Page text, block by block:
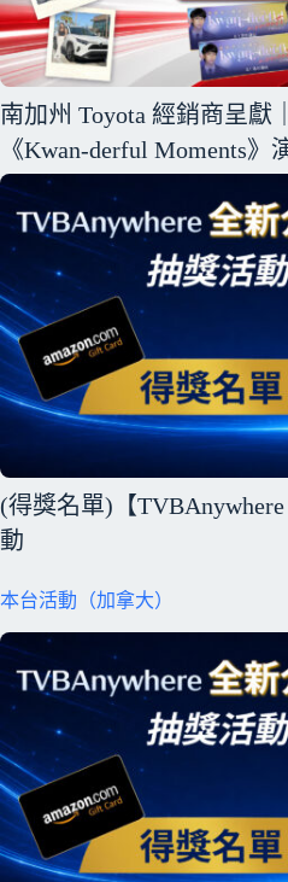
南加州 Toyota 經銷商呈獻
《Kwan-derful Moments》
(得獎名單)【
動
本台活動（加拿大）